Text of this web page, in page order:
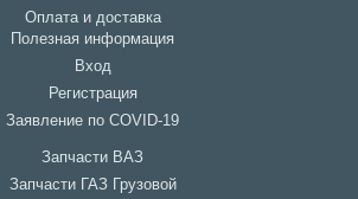
Оплата и доставка
Полезная информация
Вход
Регистрация
Заявление по COVID-19
Запчасти ВАЗ
Запчасти ГАЗ Грузовой